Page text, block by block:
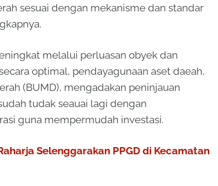
sesuai dengan mekanisme dan standar
melalui perluasan obyek dan
optimal, pendayagunaan aset daeah,
(BUMD), mengadakan peninjauan
tudak seauai lagi dengan
guna mempermudah investasi.
Selenggarakan PPGD di Kecamatan